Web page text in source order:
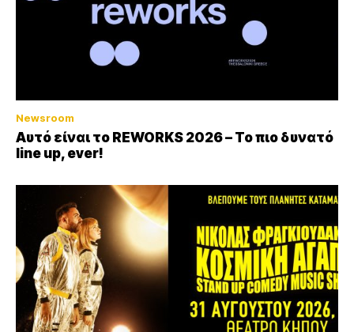
Newsroom
Αυτό είναι το REWORKS 2026 – Το πιο δυνατό
line up, ever!